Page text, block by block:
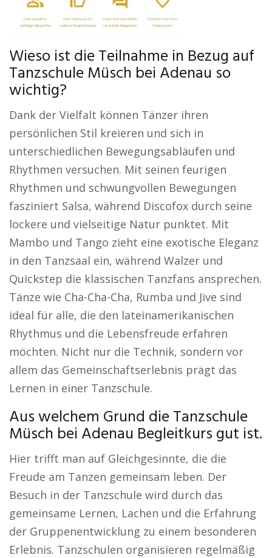
Wieso ist die Teilnahme in Bezug auf
Tanzschule Müsch bei Adenau so
wichtig?
Dank der Vielfalt können Tänzer ihren
persönlichen Stil kreieren und sich in
unterschiedlichen Bewegungsabläufen und
Rhythmen versuchen. Mit seinen feurigen
Rhythmen und schwungvollen Bewegungen
fasziniert Salsa, während Discofox durch seine
lockere und vielseitige Natur punktet. Mit
Mambo und Tango zieht eine exotische Eleganz
in den Tanzsaal ein, während Walzer und
Quickstep die klassischen Tanzfans ansprechen.
Tänze wie Cha-Cha-Cha, Rumba und Jive sind
ideal für alle, die den lateinamerikanischen
Rhythmus und die Lebensfreude erfahren
möchten. Nicht nur die Technik, sondern vor
allem das Gemeinschaftserlebnis prägt das
Lernen in einer Tanzschule.
Aus welchem Grund die Tanzschule
Müsch bei Adenau Begleitkurs gut ist.
Hier trifft man auf Gleichgesinnte, die die
Freude am Tanzen gemeinsam leben. Der
Besuch in der Tanzschule wird durch das
gemeinsame Lernen, Lachen und die Erfahrung
der Gruppenentwicklung zu einem besonderen
Erlebnis. Tanzschulen organisieren regelmäßig